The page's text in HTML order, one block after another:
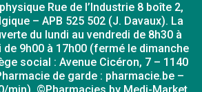
Rue de l’Industrie 8 boîte 2,
– APB 525 502 (J. Davaux). La
du lundi au vendredi de 8h30 à
de 9h00 à 17h00 (fermé le dimanche
social : Avenue Cicéron, 7 – 1140
de garde : pharmacie.be –